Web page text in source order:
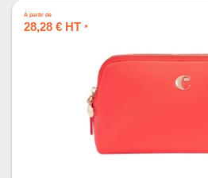
À partir de
28,28 € HT *